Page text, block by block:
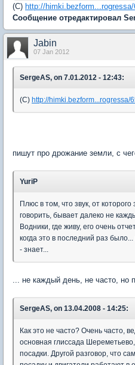
(С) http://himki.bezform...rogressa/
Сообщение отредактировал
Jabin
07 Jan 2012
SergeAS, on 7.01.2012 - 12:43:
(С) http://himki.bezform...rogressa/
пишут про дрожание земли, с
YuriP
Плюс в том, что звук, от
говорить, бывает далеко не
Водники, где живу, его очень
когда это в последний раз
- знает...
... не каждый день, не часто, но
SergeAS, on 13.04.2008 - 14:25:
Как это не часто? Очень часто,
основная глиссада
посадки. Другой разговор, что